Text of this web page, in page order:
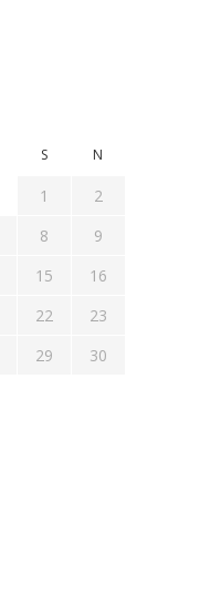
S N
1
2
8
9
15
16
22
23
29
30